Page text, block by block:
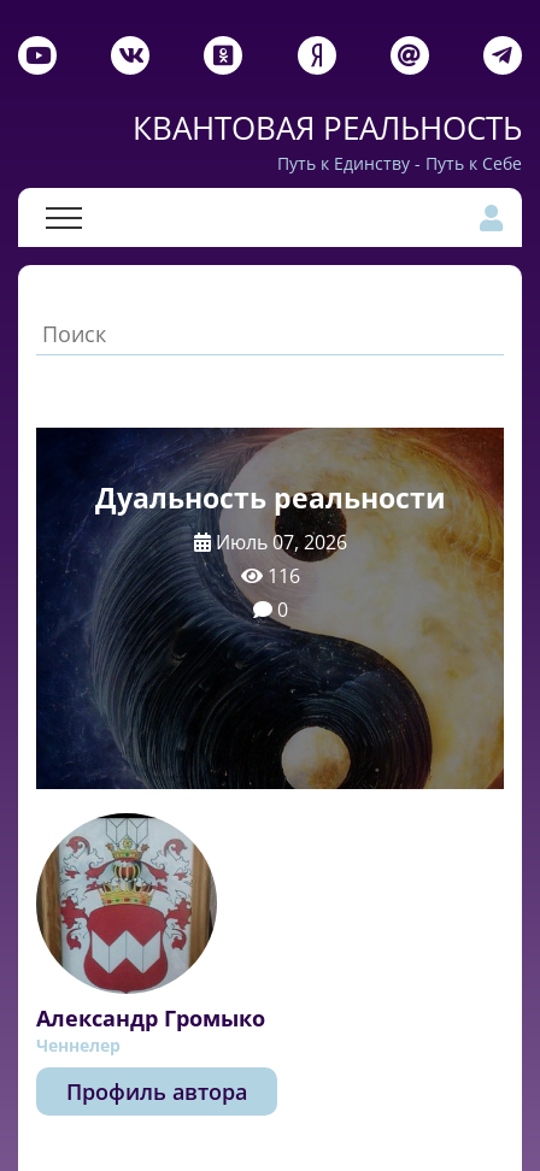
КВАНТОВАЯ РЕАЛЬНОСТЬ
Путь к Единству - Путь к Себе
Дуальность реальности
Июль 07, 2026
116
0
Александр Громыко
Ченнелер
Профиль автора